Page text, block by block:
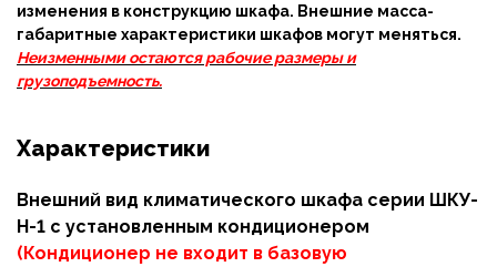
изменения в конструкцию шкафа. Внешние масса-
габаритные характеристики шкафов могут меняться.
Неизменными остаются рабочие размеры и
грузоподъемность.
Характеристики
Внешний вид климатического шкафа серии ШКУ-
Н-1 с установленным кондиционером
(Кондиционер не входит в базовую